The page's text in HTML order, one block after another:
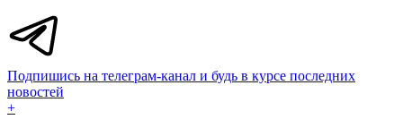
Подпишись на телеграм-канал и будь в курсе последних
новостей
+